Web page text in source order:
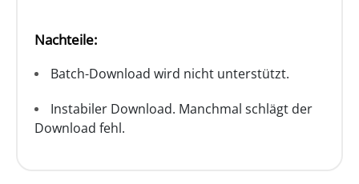
Nachteile:
Batch-Download wird nicht unterstützt.
Instabiler Download. Manchmal schlägt der
Download fehl.